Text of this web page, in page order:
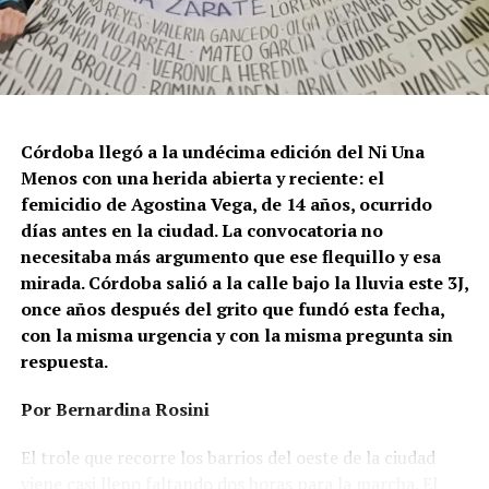
Ganar la vida: La historia de (no)
Córdoba llegó a la undécima edición del Ni Una
Menos con una herida abierta y reciente: el
femicidio de Agostina Vega, de 14 años, ocurrido
días antes en la ciudad. La convocatoria no
necesitaba más argumento que ese flequillo y esa
mirada. Córdoba salió a la calle bajo la lluvia este 3J,
once años después del grito que fundó esta fecha,
con la misma urgencia y con la misma pregunta sin
respuesta.
Por Bernardina Rosini
El trole que recorre los barrios del oeste de la ciudad